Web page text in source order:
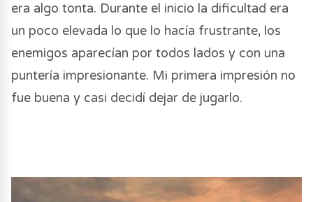
era algo tonta. Durante el inicio la dificultad era
un poco elevada lo que lo hacía frustrante, los
enemigos aparecían por todos lados y con una
puntería impresionante. Mi primera impresión no
fue buena y casi decidí dejar de jugarlo.